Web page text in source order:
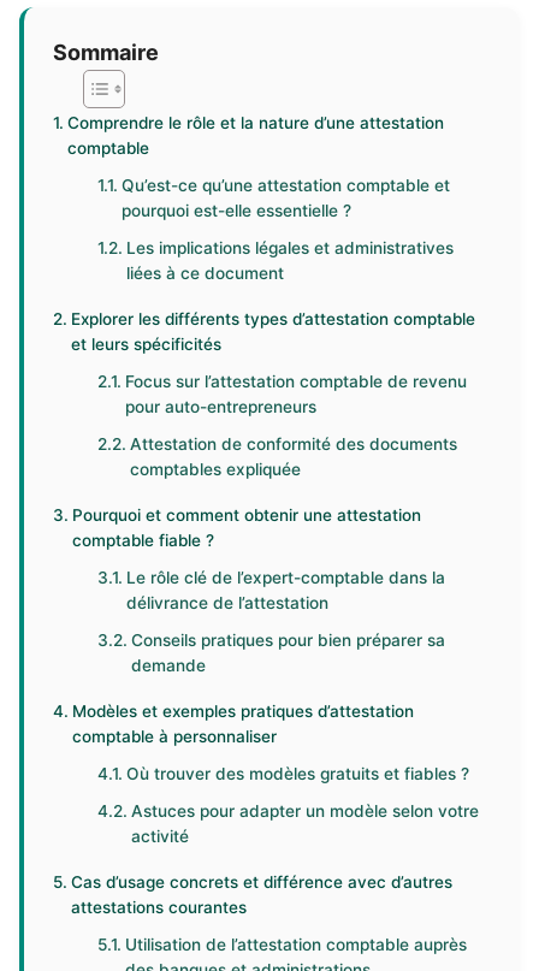
Sommaire
Comprendre le rôle et la nature d’une attestation
comptable
Qu’est-ce qu’une attestation comptable et
pourquoi est-elle essentielle ?
Les implications légales et administratives
liées à ce document
Explorer les différents types d’attestation comptable
et leurs spécificités
Focus sur l’attestation comptable de revenu
pour auto-entrepreneurs
Attestation de conformité des documents
comptables expliquée
Pourquoi et comment obtenir une attestation
comptable fiable ?
Le rôle clé de l’expert-comptable dans la
délivrance de l’attestation
Conseils pratiques pour bien préparer sa
demande
Modèles et exemples pratiques d’attestation
comptable à personnaliser
Où trouver des modèles gratuits et fiables ?
Astuces pour adapter un modèle selon votre
activité
Cas d’usage concrets et différence avec d’autres
attestations courantes
Utilisation de l’attestation comptable auprès